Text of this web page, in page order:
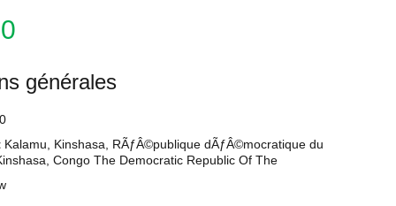
générales
Kalamu, Kinshasa, RÃƒÂ©publique dÃƒÂ©mocratique du
Congo The Democratic Republic Of The